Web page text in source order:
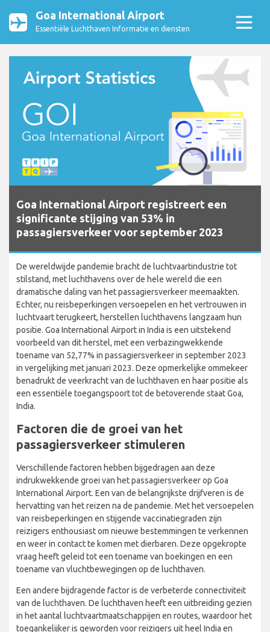
Goa International Airport
Essentiële Luchthaven Informatie en diensten
Goa International Airport registreert een
significante stijging van 53% in
passagiersverkeer voor september 2023
De wereldwijde pandemie bracht de luchtvaartindustrie tot
stilstand, met luchthavens over de hele wereld die een
dramatische daling van het passagiersverkeer meemaakten.
Echter, nu reisbeperkingen versoepelen en het vertrouwen in
luchtvaart terugkeert, herstellen luchthavens langzaam hun
positie. Goa International Airport in India is een uitstekend
voorbeeld van dit herstel, met een verbazingwekkende
toename van 52,77% in passagiersverkeer in september 2023
in vergelijking met januari 2023. Deze opmerkelijke ommekeer
benadrukt de veerkracht van de luchthaven en haar positie als
een essentiële toegangspoort tot de betoverende staat Goa,
India.
Factoren die de groei van het
passagiersverkeer stimuleren
Verschillende factoren hebben bijgedragen aan deze
indrukwekkende groei van het passagiersverkeer op Goa
International Airport. Een van de belangrijkste drijfveren is de
hervatting van het reizen na de pandemie. Met het versoepelen
van reisbeperkingen en stijgende vaccinatiegraden zijn
reizigers enthousiast om nieuwe bestemmingen te verkennen
en weer in contact te komen met dierbaren. Deze opgekropte
vraag heeft geleid tot een toename van boekingen en een
toename van vluchtbewegingen op de luchthaven.
Een andere bijdragende factor is de verbeterde connectiviteit
van de luchthaven. De luchthaven heeft een uitbreiding gezien
in het aantal luchtvaartmaatschappijen en routes, waardoor het